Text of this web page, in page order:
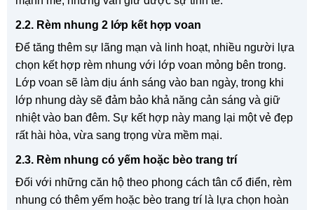
2.2. Rèm nhung 2 lớp kết hợp voan
Để tăng thêm sự lãng mạn và linh hoạt, nhiều người lựa
chọn kết hợp rèm nhung với lớp voan mỏng bên trong.
Lớp voan sẽ làm dịu ánh sáng vào ban ngày, trong khi
lớp nhung dày sẽ đảm bảo khả năng cản sáng và giữ
nhiệt vào ban đêm. Sự kết hợp này mang lại một vẻ đẹp
rất hài hòa, vừa sang trọng vừa mềm mại.
2.3. Rèm nhung có yếm hoặc bèo trang trí
Đối với những căn hộ theo phong cách tân cổ điển, rèm
nhung có thêm yếm hoặc bèo trang trí là lựa chọn hoàn